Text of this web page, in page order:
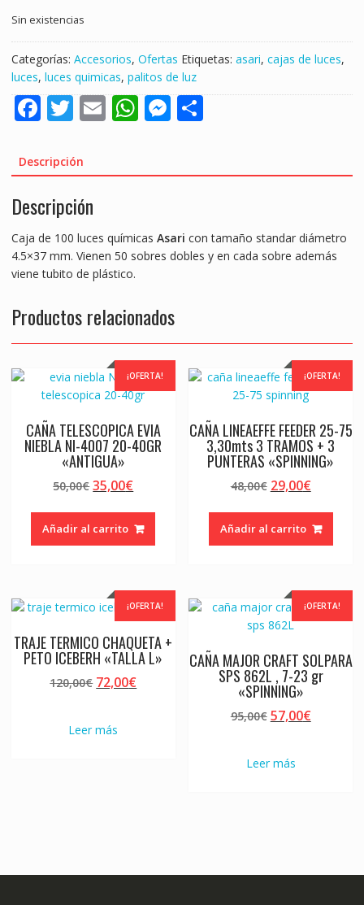
Sin existencias
Categorías: Accesorios, Ofertas Etiquetas: asari, cajas de luces,
luces, luces quimicas, palitos de luz
F
e
b
o
o
k
T
itt
er
E
l
W
s
p
p
M
e
g
er
S
e
Descripción
Descripción
Caja de 100 luces químicas Asari con tamaño standar diámetro
4.5×37 mm. Vienen 50 sobres dobles y en cada sobre además
viene tubito de plástico.
Productos relacionados
¡OFERTA!
CAÑA TELESCOPICA EVIA
NIEBLA NI-4007 20-40GR
«ANTIGUA»
50,00€El
original
era:
35,00€El
actual
es:
Añadir al carrito
¡OFERTA!
CAÑA LINEAEFFE FEEDER 25-75
3,30mts 3 TRAMOS + 3
PUNTERAS «SPINNING»
48,00€ El
original
era:
29,00€El
actual
es:
Añadir al carrito
¡OFERTA!
TRAJE TERMICO CHAQUETA +
PETO ICEBERH «TALLA L»
120,00€ El
era:
72,00€El
Leer más
¡OFERTA!
CAÑA MAJOR CRAFT SOLPARA
SPS 862L , 7-23 gr
«SPINNING»
95,00€ El
era:
57,00€El
Leer más